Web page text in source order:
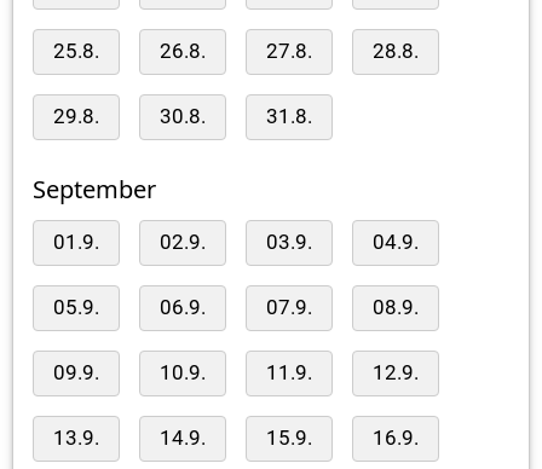
25.8. 26.8. 27.8. 28.8.
29.8. 30.8. 31.8.
September
01.9. 02.9. 03.9. 04.9.
05.9. 06.9. 07.9. 08.9.
09.9. 10.9. 11.9. 12.9.
13.9. 14.9. 15.9. 16.9.